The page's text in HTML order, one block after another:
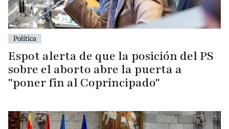
Política
Espot alerta de que la posición del PS
sobre el aborto abre la puerta a
"poner fin al Coprincipado"